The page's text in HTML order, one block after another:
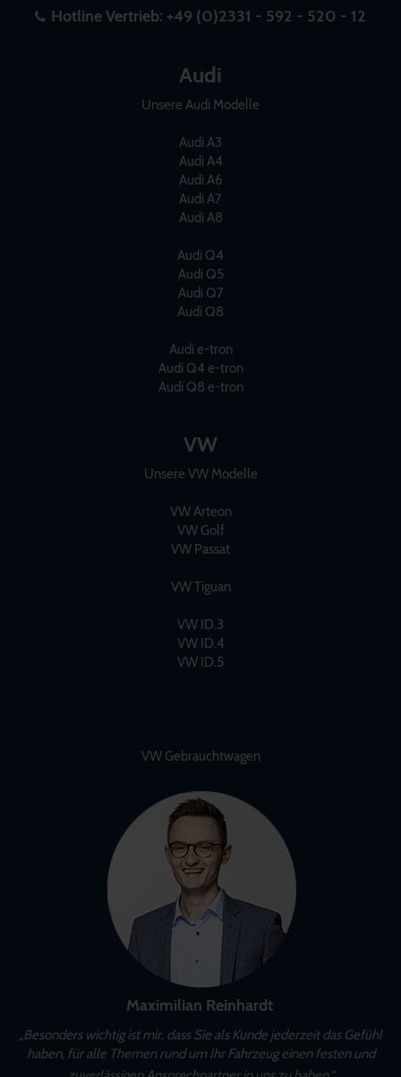
Hotline Vertrieb: +49 (0)2331 - 592 - 520 - 12
Audi
Unsere Audi Modelle
Audi A3
Audi A4
Audi A6
Audi A7
Audi A8
Audi Q4
Audi Q5
Audi Q7
Audi Q8
Audi e-tron
Audi Q4 e-tron
Audi Q8 e-tron
VW
Unsere VW Modelle
VW Arteon
VW Golf
VW Passat
VW Tiguan
VW ID.3
VW ID.4
VW ID.5
VW Gebrauchtwagen
Maximilian Reinhardt
„Besonders wichtig ist mir, dass Sie als Kunde jederzeit das Gefühl
haben, für alle Themen rund um Ihr Fahrzeug einen festen und